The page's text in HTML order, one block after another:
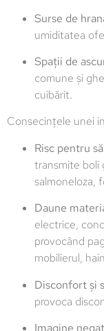
Surse de
umiditatea
Spații de
comune și
cuibărit.
Consecințele unei
Risc pentru
transmite boli
salmoneloza,
Daune
electrice,
provocând
mobilierul,
Disconfort și
provoca
Imagine